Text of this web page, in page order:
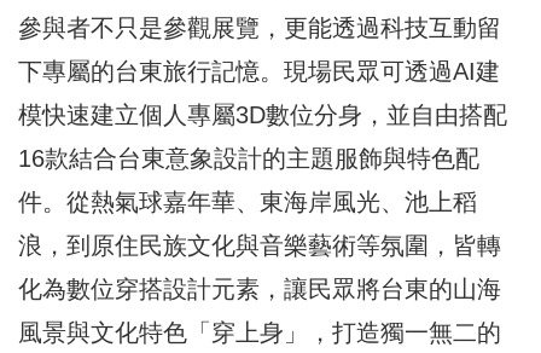
參與者不只是參觀展覽，更能透過科技互動留
下專屬的台東旅行記憶。現場民眾可透過AI建
模快速建立個人專屬3D數位分身，並自由搭配
16款結合台東意象設計的主題服飾與特色配
件。從熱氣球嘉年華、東海岸風光、池上稻
浪，到原住民族文化與音樂藝術等氛圍，皆轉
化為數位穿搭設計元素，讓民眾將台東的山海
風景與文化特色「穿上身」，打造獨一無二的